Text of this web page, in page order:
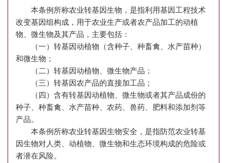
本条例所称农业转基因生物，是指利用基因工程技术
改变基因组构成，用于农业生产或者农产品加工的动植
物、微生物及其产品，主要包括：
（一）转基因动植物（含种子、种畜禽、水产苗种）
和微生物；
（二）转基因动植物、微生物产品；
（三）转基因农产品的直接加工品；
（四）含有转基因动植物、微生物或者其产品成份的
种子、种畜禽、水产苗种、农药、兽药、肥料和添加剂等
产品。
本条例所称农业转基因生物安全，是指防范农业转基
因生物对人类、动植物、微生物和生态环境构成的危险或
者潜在风险。